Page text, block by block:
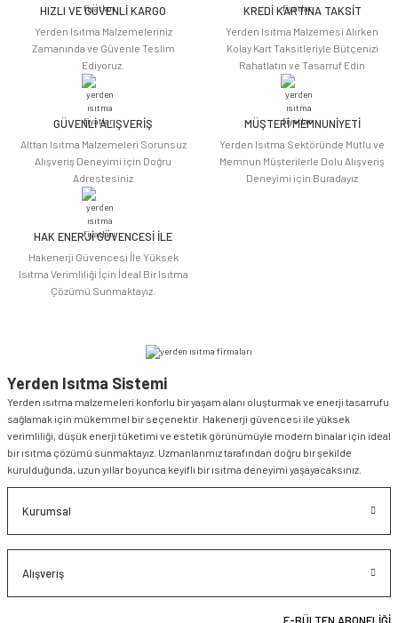
Ürün açıklamasında eksik bilgiler bulunuyor.
Ürün bilgilerinde hatalar bulunuyor.
Ürün fiyatı diğer sitelerden daha pahalı.
Bu ürüne benzer farklı alternatifler olmalı.
HIZLI VE GÜVENLİ KARGO
Yerden Isıtma Malzemeleriniz
Zamanında ve Güvenle Teslim
Ediyoruz.
KREDİ KARTINA TAKSİT
Yerden Isıtma Malzemesi Alırken
Kolay Kart Taksitleriyle Bütçenizi
Rahatlatın ve Tasarruf Edin
GÜVENLİ ALIŞVERİŞ
Alttan Isıtma Malzemeleri Sorunsuz
Alışveriş Deneyimi için Doğru
Adrestesiniz
MÜŞTERİ MEMNUNİYETİ
Yerden Isıtma Sektöründe Mutlu ve
Memnun Müşterilerle Dolu Alışveriş
Deneyimi için Buradayız
HAK ENERJİ GÜVENCESİ İLE
Hakenerji Güvencesi İle Yüksek
Isıtma Verimliliği İçin İdeal Bir Isıtma
Çözümü Sunmaktayız.
Yerden Isıtma Sistemi
Yerden ısıtma malzemeleri konforlu bir yaşam alanı oluşturmak ve enerji tasarrufu
sağlamak için mükemmel bir seçenektir. Hakenerji güvencesi ile yüksek
verimliliği, düşük enerji tüketimi ve estetik görünümüyle modern binalar için ideal
bir ısıtma çözümü sunmaktayız. Uzmanlarımız tarafından doğru bir şekilde
kurulduğunda, uzun yıllar boyunca keyifli bir ısıtma deneyimi yaşayacaksınız.
Kurumsal
Alışveriş